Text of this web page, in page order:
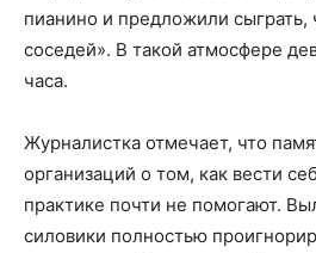
пианино и предложили сыграть,
соседей». В такой атмосфере
часа.
Журналистка отмечает, что
организаций о том, как вести
практике почти не помогают.
силовики полностью